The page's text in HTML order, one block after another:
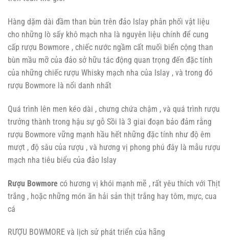
Hàng dặm dài đầm than bùn trên đảo Islay phân phối vật liệu
cho những lò sấy khô mạch nha là nguyên liệu chính để cung
cấp rượu Bowmore , chiếc nước ngầm cất muối biển cộng than
bùn mầu mỡ của đảo sở hữu tác động quan trọng đến đặc tính
của những chiếc rượu Whisky mạch nha của Islay , và trong đó
rượu Bowmore là nổi danh nhất
Quá trình lên men kéo dài , chưng chứa chậm , và quá trình rượu
trưởng thành trong hậu sự gỗ Sồi là 3 giai đoạn bảo đảm rằng
rượu Bowmore vững mạnh hầu hết những đặc tính như độ êm
mượt , độ sâu của rượu , và hương vị phong phú đây là mẫu rượu
mạch nha tiêu biểu của đảo Islay
Rượu Bowmore có hương vị khói mạnh mẽ , rất yêu thích với Thịt
trắng , hoặc những món ăn hải sản thịt trắng hay tôm, mực, cua
cá
RƯỢU BOWMORE và lịch sử phát triển của hãng